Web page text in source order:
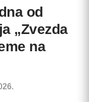
od
„Zvezda
na